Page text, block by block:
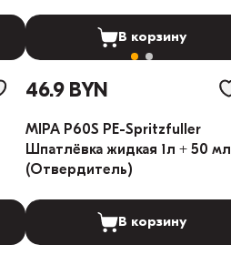
В корзину
46.9 BYN
MIPA P60S PE-Spritzfuller
Шпатлёвка жидкая 1л + 50 мл
(Отвердитель)
В корзину